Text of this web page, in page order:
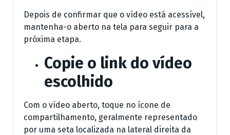
Depois de confirmar que o vídeo está acessível,
mantenha-o aberto na tela para seguir para a
próxima etapa.
Copie o link do vídeo
escolhido
Com o vídeo aberto, toque no ícone de
compartilhamento, geralmente representado
por uma seta localizada na lateral direita da